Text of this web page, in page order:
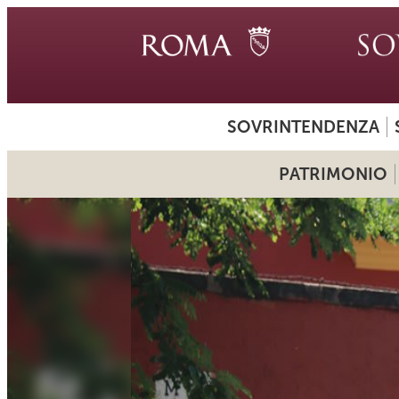
SOVRINTENDENZA
PATRIMONIO